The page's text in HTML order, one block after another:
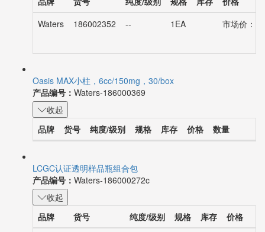
Waters
186002352 -- 1EA 市场价：
Oasis MAX小柱，6cc/150mg，30/box
产品编号： Waters-186000369
收起
品牌
货号 纯度/级别 规格 库存 价格 数量
LCGC认证透明样品瓶组合包
产品编号： Waters-186000272c
收起
品牌
货号 纯度/级别 规格 库存
价格